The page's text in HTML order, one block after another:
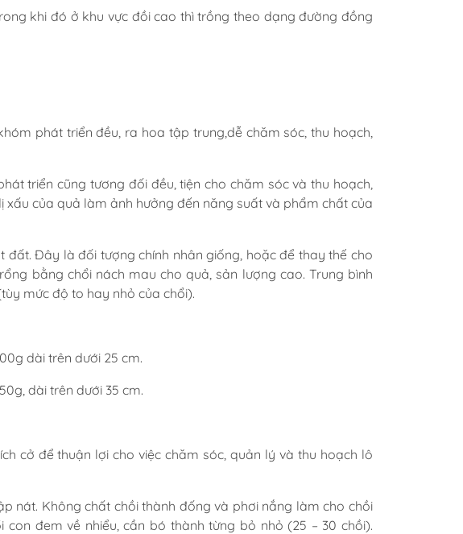
khi đó ở khu vực đồi cao thì trồng theo dạng đường đồng
phát triển đều, ra hoa tập trung,dễ chăm sóc, thu hoạch,
triển cũng tương đối đều, tiện cho chăm sóc và thu hoạch,
xấu của quả làm ảnh hưởng đến năng suất và phẩm chất của
đất. Đây là đối tượng chính nhân giống, hoặc để thay thế cho
bằng chổi nách mau cho quả, sản lượng cao. Trung bình
mức độ to hay nhỏ của chổi).
dài trên dưới 25 cm.
dài trên dưới 35 cm.
cở để thuận lợi cho việc chăm sóc, quản lý và thu hoạch lô
Không chất chồi thành đống và phơi nắng làm cho chồi
đem về nhiểu, cần bó thành từng bỏ nhỏ (25 – 30 chồi).